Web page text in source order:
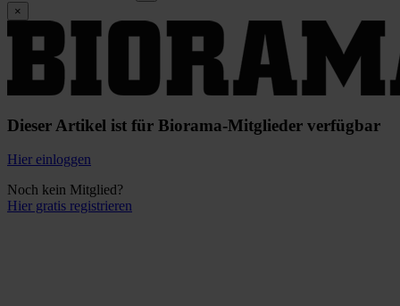
×
Dieser Artikel ist für Biorama-Mitglieder verfügbar
Hier einloggen
Noch kein Mitglied?
Hier gratis registrieren